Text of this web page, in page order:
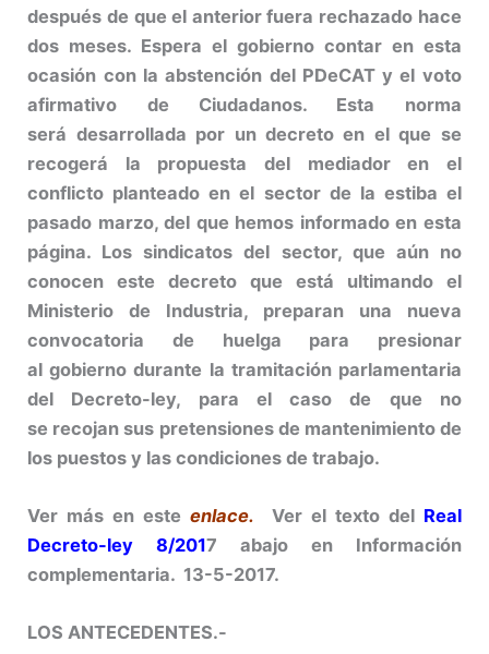
después de que el anterior fuera rechazado hace
dos meses. Espera el gobierno contar en esta
ocasión con la abstención del PDeCAT y el voto
afirmativo de Ciudadanos. Esta norma
será desarrollada por un decreto en el que se
recogerá la propuesta del mediador en el
conflicto planteado en el sector de la estiba el
pasado marzo, del que hemos informado en esta
página. Los sindicatos del sector, que aún no
conocen este decreto que está ultimando el
Ministerio de Industria, preparan una nueva
convocatoria de huelga para presionar
al gobierno durante la tramitación parlamentaria
del Decreto-ley, para el caso de que no
se recojan sus pretensiones de mantenimiento de
los puestos y las condiciones de trabajo.
Ver más en este enlace. Ver el texto del Real
Decreto-ley 8/2017 abajo en Información
complementaria. 13-5-2017.
LOS ANTECEDENTES.-